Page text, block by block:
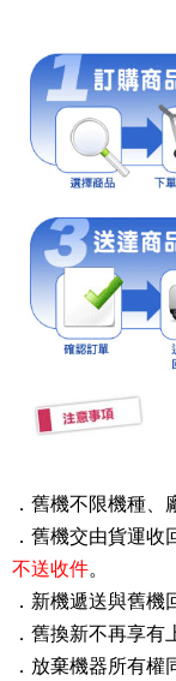
．舊機不限機種、
．舊機交由貨運收
不送收件。
．新機遞送與舊機
．舊換新不再享有
．放棄機器所有